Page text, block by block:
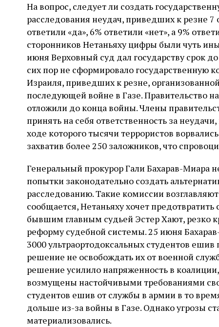
На вопрос, следует ли создать
расследования неудач, приведших к резне 7
ответили «да», 6% ответили «нет», а 9%
сторонников Нетаньяху цифры были чуть
июня Верховный суд дал государству срок
сих пор не сформировало государственную
Израиля, приведших к резне,
последующей войне в Газе. Правительство
отложили до конца войны. Члены
принять на себя ответственность за
ходе которого тысячи террористов
захватив более 250 заложников, что
Генеральный прокурор Гали Бахарав-Миара
попытки законодательно создать
расследованию. Такие комиссии
сообщается, Нетаньяху хочет
бывшим главным судьей Эстер Хают, резко
реформу судебной системы. 25 июня
3000 ультраортодоксальных студентов
решение не освобождать их от военной
решение усилило напряженность в
возмущены настойчивыми требованиями
студентов ешив от службы в армии в то
дольше из-за войны в Газе. Однако угрозы
материализовались.